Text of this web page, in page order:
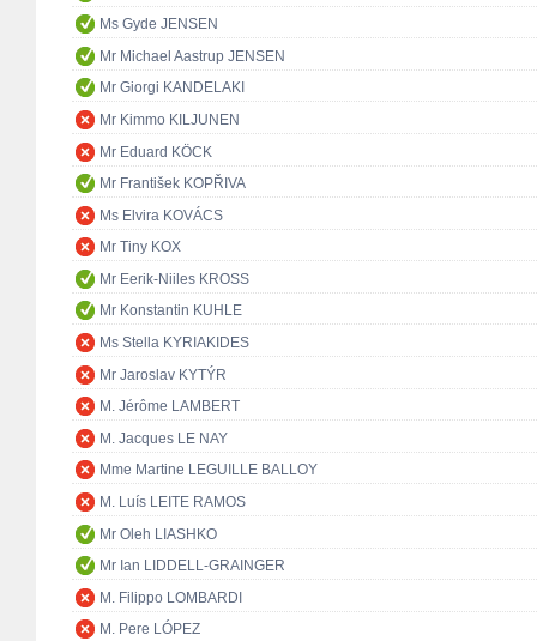
Ms Gyde JENSEN
Mr Michael Aastrup JENSEN
Mr Giorgi KANDELAKI
Mr Kimmo KILJUNEN
Mr Eduard KÖCK
Mr František KOPŘIVA
Ms Elvira KOVÁCS
Mr Tiny KOX
Mr Eerik-Niiles KROSS
Mr Konstantin KUHLE
Ms Stella KYRIAKIDES
Mr Jaroslav KYTÝR
M. Jérôme LAMBERT
M. Jacques LE NAY
Mme Martine LEGUILLE BALLOY
M. Luís LEITE RAMOS
Mr Oleh LIASHKO
Mr Ian LIDDELL-GRAINGER
M. Filippo LOMBARDI
M. Pere LÓPEZ